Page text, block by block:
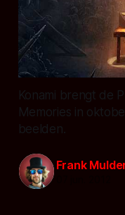
Konami brengt de
Memories in
beelden.
Frank